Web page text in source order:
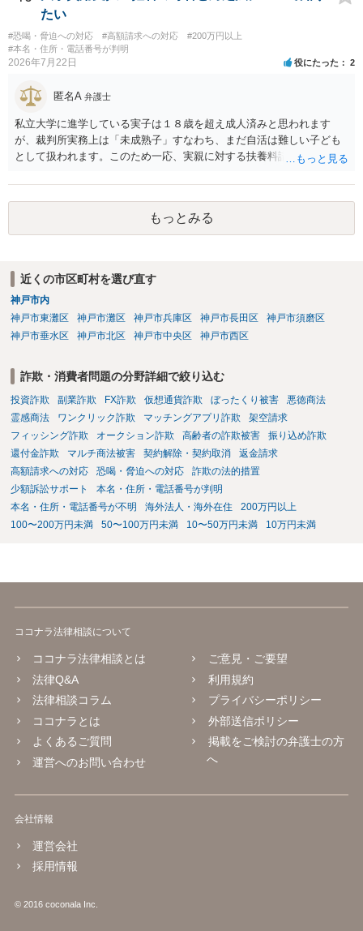
良いと思います。ただ、仮想通貨詐欺の被害回復は現実的には難しい
かもしれません。
たい
#恐喝・脅迫への対応 #高額請求への対応
#200万円以上
#本名・住所・電話番号が判明
2026年7月22日 役にたった 2
匿名A 弁護士
私立大学に進学している実子は１８歳を超え成人済みと思われます
が、裁判所実務上は「未成熟子」すなわち、まだ自活は難しい子ども
として扱われます。このため一応、実親に対する扶養料請求として法
者宛に養育費を支払っており、当該養育費は実子の進学費用の趣旨も
一部含まれています。また、私立大学進学について貴殿が了解したわ
けではないという事情も存在します。 こうした場合には、支払を拒ん
だとしても学費の請求が裁判所によって強制される可能性は低いとい
もっとみる
近くの市区町村を選び直す
神戸市内
神戸市東灘区
神戸市灘区 神戸市兵庫区 神戸市長田区
神戸市須磨区
神戸市垂水区
神戸市北区 神戸市中央区 神戸市西区
詐欺・消費者問題の分野詳細で絞り込む
投資詐欺 副業詐欺 FX詐欺 仮想通貨詐欺 ぼったくり被害
悪徳商法
霊感商法
ワンクリック詐欺 マッチングアプリ詐欺
架空請求
フィッシング詐欺
オークション詐欺 高齢者の詐欺被害
振り込め詐欺
還付金詐欺
マルチ商法被害 契約解除・契約取消
返金請求
高額請求への対応
恐喝・脅迫への対応
詐欺の法的措置
少額訴訟サポート
本名・住所・電話番号が判明
本名・住所・電話番号が不明
海外法人・海外在住
200万円以上
100〜200万円未満
50〜100万円未満 10〜50万円未満 10万円未満
ココナラ法律相談について
ココナラ法律相談とは
法律Q&A
法律相談コラム
ココナラとは
よくあるご質問
運営へのお問い合わせ
ご意見・ご要望
利用規約
プライバシーポリシー
外部送信ポリシー
掲載をご検討の弁護士の方
へ
会社情報
運営会社
採用情報
© 2016 coconala Inc.